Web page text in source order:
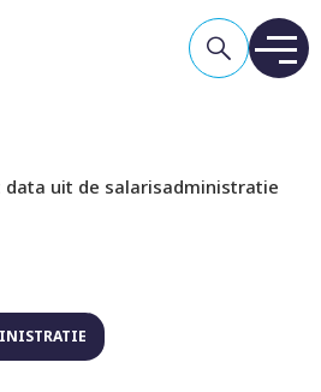
uit de salarisadministratie